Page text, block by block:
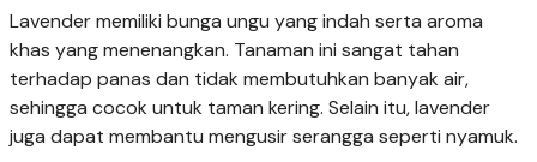
Lavender memiliki bunga ungu yang indah serta aroma
khas yang menenangkan. Tanaman ini sangat tahan
terhadap panas dan tidak membutuhkan banyak air,
sehingga cocok untuk taman kering. Selain itu, lavender
juga dapat membantu mengusir serangga seperti nyamuk.